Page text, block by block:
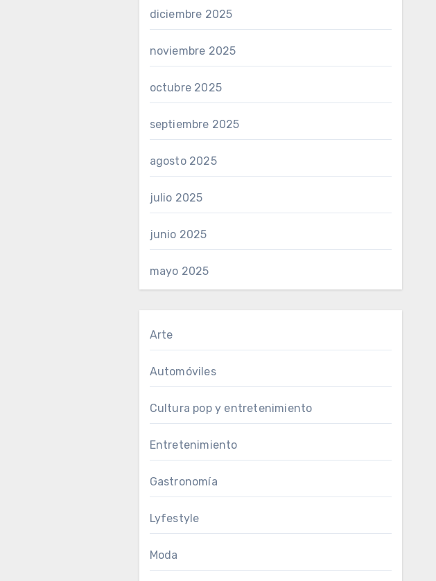
diciembre 2025
noviembre 2025
octubre 2025
septiembre 2025
agosto 2025
julio 2025
junio 2025
mayo 2025
Arte
Automóviles
Cultura pop y entretenimiento
Entretenimiento
Gastronomía
Lyfestyle
Moda